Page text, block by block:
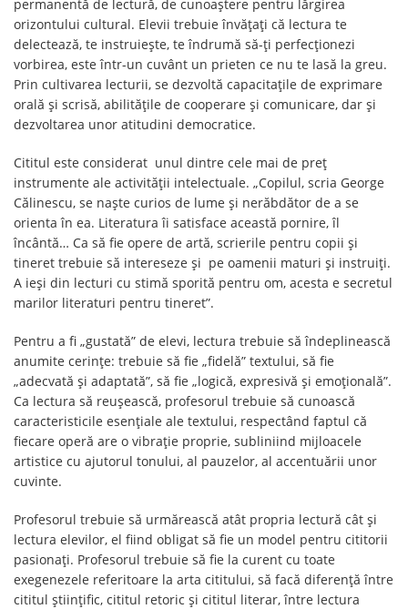
permanentă de lectură, de cunoaștere pentru lărgirea
orizontului cultural. Elevii trebuie învățați că lectura te
delectează, te instruiește, te îndrumă să-ţi perfecționezi
vorbirea, este într-un cuvânt un prieten ce nu te lasă la greu.
Prin cultivarea lecturii, se dezvoltă capacitaţile de exprimare
orală şi scrisă, abilităţile de cooperare şi comunicare, dar şi
dezvoltarea unor atitudini democratice.
Cititul este considerat unul dintre cele mai de preţ
instrumente ale activității intelectuale. „Copilul, scria George
Călinescu, se naşte curios de lume şi nerăbdător de a se
orienta în ea. Literatura îi satisface această pornire, îl
încântă… Ca să fie opere de artă, scrierile pentru copii şi
tineret trebuie să intereseze şi pe oamenii maturi şi instruiţi.
A ieşi din lecturi cu stimă sporită pentru om, acesta e secretul
marilor literaturi pentru tineret”.
Pentru a fi „gustată” de elevi, lectura trebuie să îndeplinească
anumite cerinţe: trebuie să fie „fidelă” textului, să fie
„adecvată şi adaptată”, să fie „logică, expresivă şi emoţională”.
Ca lectura să reuşească, profesorul trebuie să cunoască
caracteristicile esenţiale ale textului, respectând faptul că
fiecare operă are o vibraţie proprie, subliniind mijloacele
artistice cu ajutorul tonului, al pauzelor, al accentuării unor
cuvinte.
Profesorul trebuie să urmărească atât propria lectură cât şi
lectura elevilor, el fiind obligat să fie un model pentru cititorii
pasionați. Profesorul trebuie să fie la curent cu toate
exegenezele referitoare la arta cititului, să facă diferenţă între
cititul ştiinţific, cititul retoric şi cititul literar, între lectura